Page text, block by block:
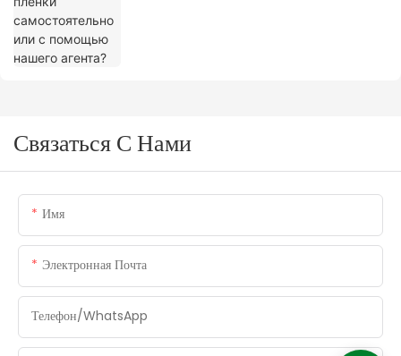
Связаться С Нами
Имя
Электронная Почта
Телефон/WhatsApp